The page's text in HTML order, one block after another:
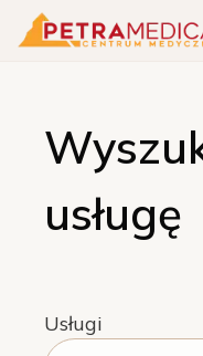
usługę
Usługi